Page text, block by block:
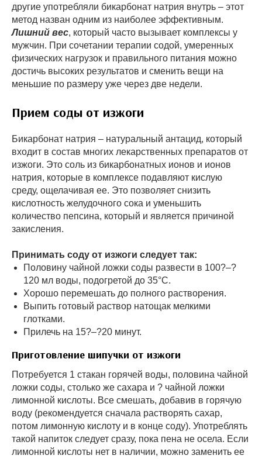
другие употребляли бикарбонат натрия внутрь – этот
метод назван одним из наиболее эффективным.
Лишний вес, который часто вызывает комплексы у
мужчин. При сочетании терапии содой, умеренных
физических нагрузок и правильного питания можно
достичь высоких результатов и сменить вещи на
меньшие по размеру уже через две недели.
Прием соды от изжоги
Бикарбонат натрия – натуральный антацид, который
входит в состав многих лекарственных препаратов от
изжоги. Это соль из бикарбонатных ионов и ионов
натрия, которые в комплексе подавляют кислую
среду, ощелачивая ее. Это позволяет снизить
кислотность желудочного сока и уменьшить
количество пепсина, который и является причиной
закисления.
Принимать соду от изжоги следует так:
Половину чайной ложки соды развести в 100?–?
120 мл воды, подогретой до 35°С.
Хорошо перемешать до полного растворения.
Выпить готовый раствор натощак мелкими
глотками.
Прилечь на 15?–?20 минут.
Приготовление шипучки от изжоги
Потребуется 1 стакан горячей воды, половина чайной
ложки соды, столько же сахара и ? чайной ложки
лимонной кислоты. Все смешать, добавив в горячую
воду (рекомендуется сначала растворять сахар,
потом лимонную кислоту и в конце соду). Употреблять
такой напиток следует сразу, пока пена не осела. Если
лимонной кислоты нет в наличии, можно заменить ее